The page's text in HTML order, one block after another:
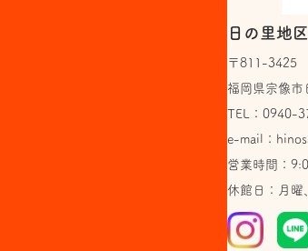
日の里地
〒811-3425
福岡県宗像
TEL： 0940-
e-mail：
営業時間：
休館日：月曜